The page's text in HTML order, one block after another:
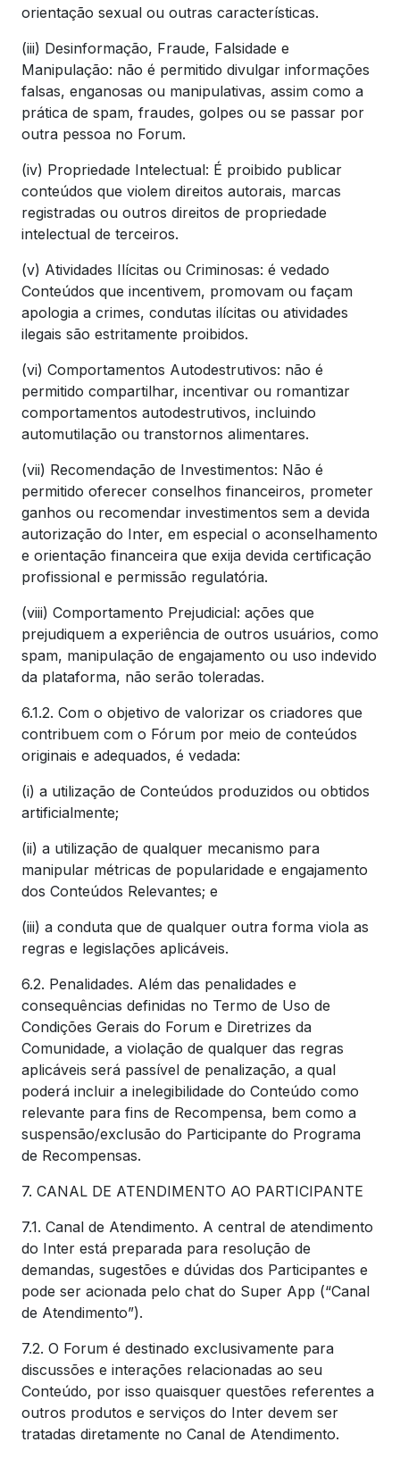
orientação sexual ou outras características.
(iii) Desinformação, Fraude, Falsidade e
Manipulação: não é permitido divulgar informações
falsas, enganosas ou manipulativas, assim como a
prática de spam, fraudes, golpes ou se passar por
outra pessoa no Forum.
(iv) Propriedade Intelectual: É proibido publicar
conteúdos que violem direitos autorais, marcas
registradas ou outros direitos de propriedade
intelectual de terceiros.
(v) Atividades Ilícitas ou Criminosas: é vedado
Conteúdos que incentivem, promovam ou façam
apologia a crimes, condutas ilícitas ou atividades
ilegais são estritamente proibidos.
(vi) Comportamentos Autodestrutivos: não é
permitido compartilhar, incentivar ou romantizar
comportamentos autodestrutivos, incluindo
automutilação ou transtornos alimentares.
(vii) Recomendação de Investimentos: Não é
permitido oferecer conselhos financeiros, prometer
ganhos ou recomendar investimentos sem a devida
autorização do Inter, em especial o aconselhamento
e orientação financeira que exija devida certificação
profissional e permissão regulatória.
(viii) Comportamento Prejudicial: ações que
prejudiquem a experiência de outros usuários, como
spam, manipulação de engajamento ou uso indevido
da plataforma, não serão toleradas.
6.1.2. Com o objetivo de valorizar os criadores que
contribuem com o Fórum por meio de conteúdos
originais e adequados, é vedada:
(i) a utilização de Conteúdos produzidos ou obtidos
artificialmente;
(ii) a utilização de qualquer mecanismo para
manipular métricas de popularidade e engajamento
dos Conteúdos Relevantes; e
(iii) a conduta que de qualquer outra forma viola as
regras e legislações aplicáveis.
6.2. Penalidades. Além das penalidades e
consequências definidas no Termo de Uso de
Condições Gerais do Forum e Diretrizes da
Comunidade, a violação de qualquer das regras
aplicáveis será passível de penalização, a qual
poderá incluir a inelegibilidade do Conteúdo como
relevante para fins de Recompensa, bem como a
suspensão/exclusão do Participante do Programa
de Recompensas.
7. CANAL DE ATENDIMENTO AO PARTICIPANTE
7.1. Canal de Atendimento. A central de atendimento
do Inter está preparada para resolução de
demandas, sugestões e dúvidas dos Participantes e
pode ser acionada pelo chat do Super App (“Canal
de Atendimento”).
7.2. O Forum é destinado exclusivamente para
discussões e interações relacionadas ao seu
Conteúdo, por isso quaisquer questões referentes a
outros produtos e serviços do Inter devem ser
tratadas diretamente no Canal de Atendimento.